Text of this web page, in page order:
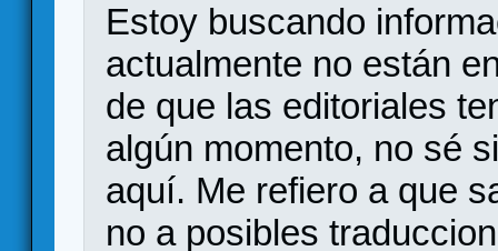
Estoy buscando
actualmente no están
de que las editoriales
algún momento, no sé
aquí. Me refiero a que
no a posibles